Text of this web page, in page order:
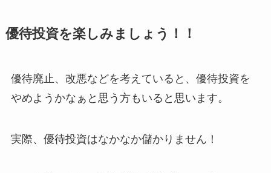
優待投資を楽しみましょう！！
優待廃止、改悪などを考えていると、優待投資を
やめようかなぁと思う方もいると思います。
実際、優待投資はなかなか儲かりません！